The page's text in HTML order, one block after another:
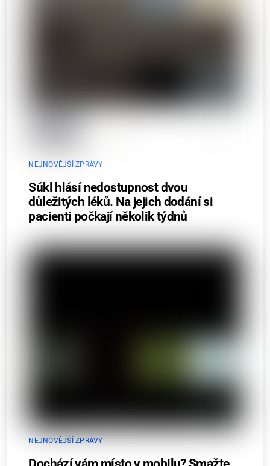
NEJNOVĚJŠÍ ZPRÁVY
Súkl hlásí nedostupnost dvou
důležitých léků. Na jejich dodání si
pacienti počkají několik týdnů
NEJNOVĚJŠÍ ZPRÁVY